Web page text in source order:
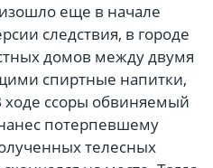
еще в начале
следствия, в городе
домов между двумя
спиртные напитки,
ссоры обвиняемый
потерпевшему
телесных